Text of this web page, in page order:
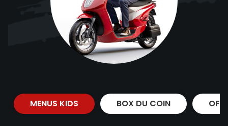
MENUS KIDS BOX DU COIN